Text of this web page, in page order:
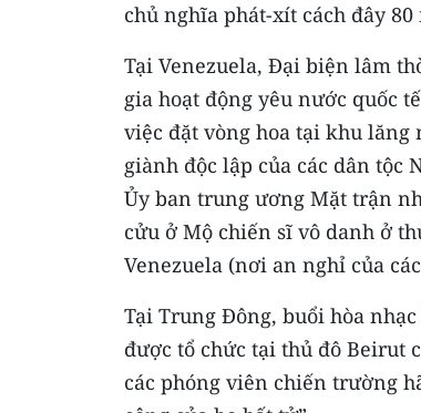
chủ nghĩa phát-xít cách đây 80
Tại Venezuela, Đại biện lâm
gia hoạt động yêu nước quốc
việc đặt vòng hoa tại khu
giành độc lập của các dân tộc
Ủy ban trung ương Mặt trận
cửu ở Mộ chiến sĩ vô danh ở
Venezuela (nơi an nghỉ của
Tại Trung Đông, buổi hòa
được tổ chức tại thủ đô Beirut
các phóng viên chiến trường